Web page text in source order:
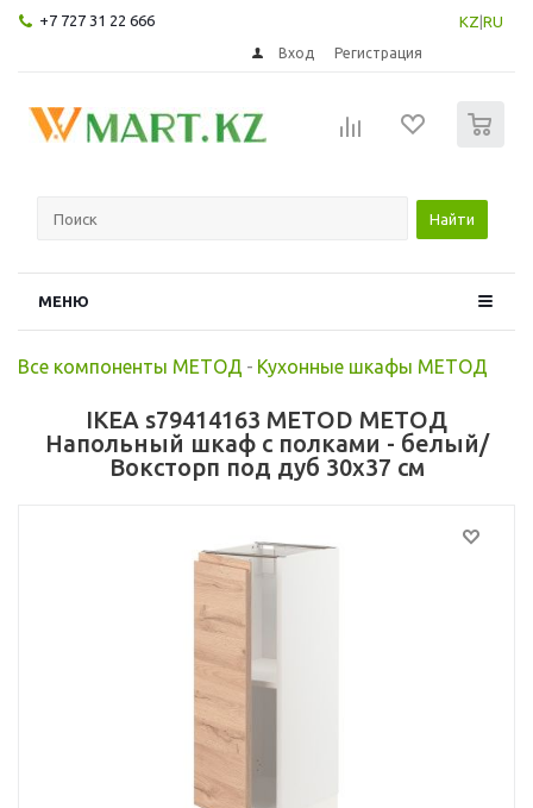
+7 727 31 22 666 KZ RU
Вход Регистрация
Найти
МЕНЮ
Все компоненты МЕТОД - Кухонные шкафы МЕТОД
IKEA s79414163 METOD МЕТОД
Напольный шкаф с полками - белый/
Воксторп под дуб 30x37 см